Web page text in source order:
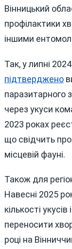
Вінницький
профілактики
іншими
Так, у липні
підтверджено
паразитарного
через укуси
2023 роках
що свідчить
місцевій фауні.
Також для
Навесні 2025
кількості
переносити
році на